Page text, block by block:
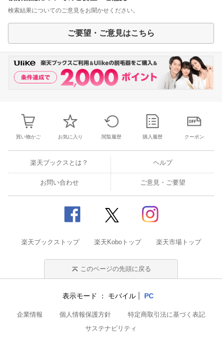
検索結果についてのご意見をお聞かせください。
ご要望・ご意見はこちら
買い物かご お気に入り 閲覧履歴 購入履歴 クーポン
楽天ブックスとは？ ヘルプ
お問い合わせ ご意見・ご要望
楽天ブックストップ 楽天Koboトップ 楽天市場トップ
このページの先頭に戻る
表示モード モバイル PC
企業情報 個人情報保護方針
特定商取引法に基づく表記
サステナビリティ